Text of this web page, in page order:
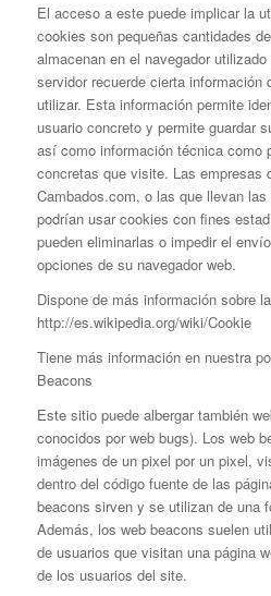
El acceso a este puede implicar la
cookies son pequeñas cantidades
almacenan en el navegador
servidor recuerde cierta información
utilizar. Esta información permite
usuario concreto y permite guardar
así como información técnica como
concretas que visite. Las empresas
Cambados.com, o las que llevan
podrían usar cookies con fines
pueden eliminarlas o impedir el
opciones de su navegador web.
Dispone de más información sobre
http://es.wikipedia.org/wiki/Cookie
Tiene más información en nuestra
Beacons
Este sitio puede albergar también
conocidos por web bugs). Los web
imágenes de un pixel por un pixel,
dentro del código fuente de las
beacons sirven y se utilizan de una
Además, los web beacons suelen
de usuarios que visitan una página
de los usuarios del site.